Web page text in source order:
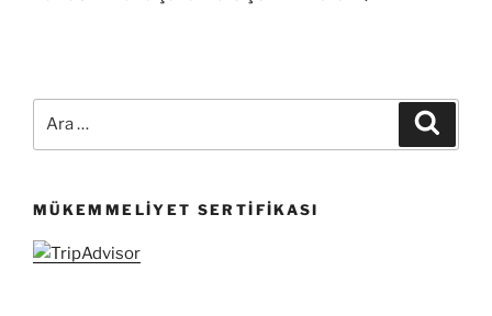
MÜKEMMELIYET SERTIFIKASI